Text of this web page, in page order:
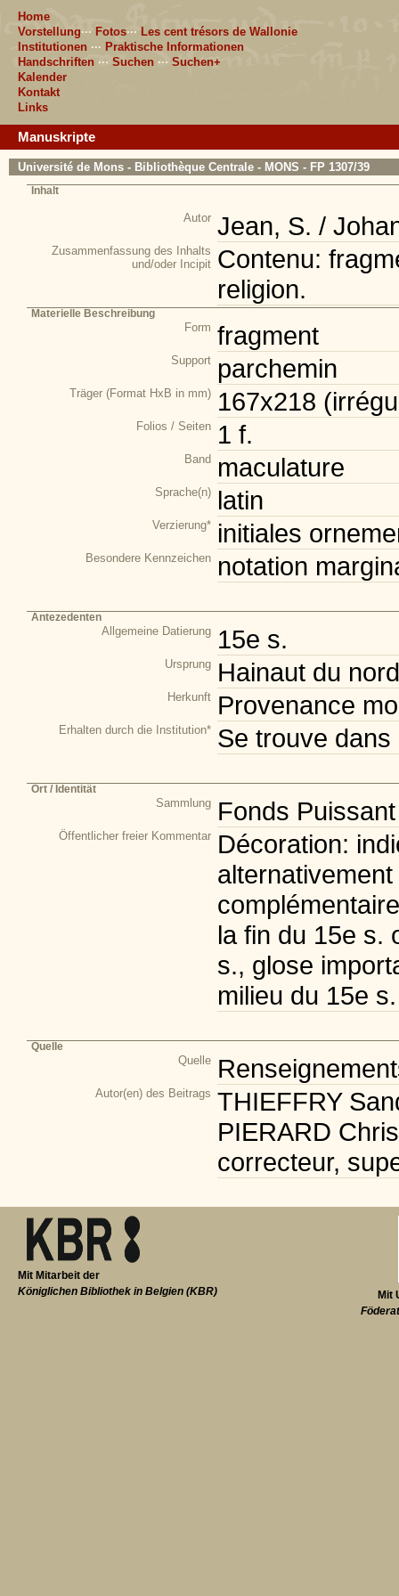
Home
Vorstellung··· Fotos··· Les cent trésors de Wallonie
Institutionen ··· Praktische Informationen
Handschriften ··· Suchen ··· Suchen+
Kalender
Kontakt
Links
Manuskripte
Université de Mons - Bibliothèque Centrale - MONS - FP 1307/39
Inhalt
Autor Jean, S. /
Zusammenfassung des Inhalts
und/oder Incipit Contenu:
religion.
Materielle Beschreibung
Form fragment
Support parchemin
Träger (Format HxB in mm) 167x218
Folios / Seiten 1 f.
Band maculature
Sprache(n) latin
Verzierung* initiales
Besondere Kennzeichen notation
Antezedenten
Allgemeine Datierung 15e s.
Ursprung Hainaut du nord
Herkunft Provenance
Erhalten durch die Institution* Se trouve
Ort / Identität
Sammlung Fonds Puissant
Öffentlicher freier Kommentar Décoration:
la fin du 15e s.
s., glose
milieu du 15e
Quelle
Quelle
Autor(en) des Beitrags THIEFFRY
PIERARD
correcteur,
Mit
Mit Mitarbeit der
Königlichen Bibliothek in Belgien (KBR)